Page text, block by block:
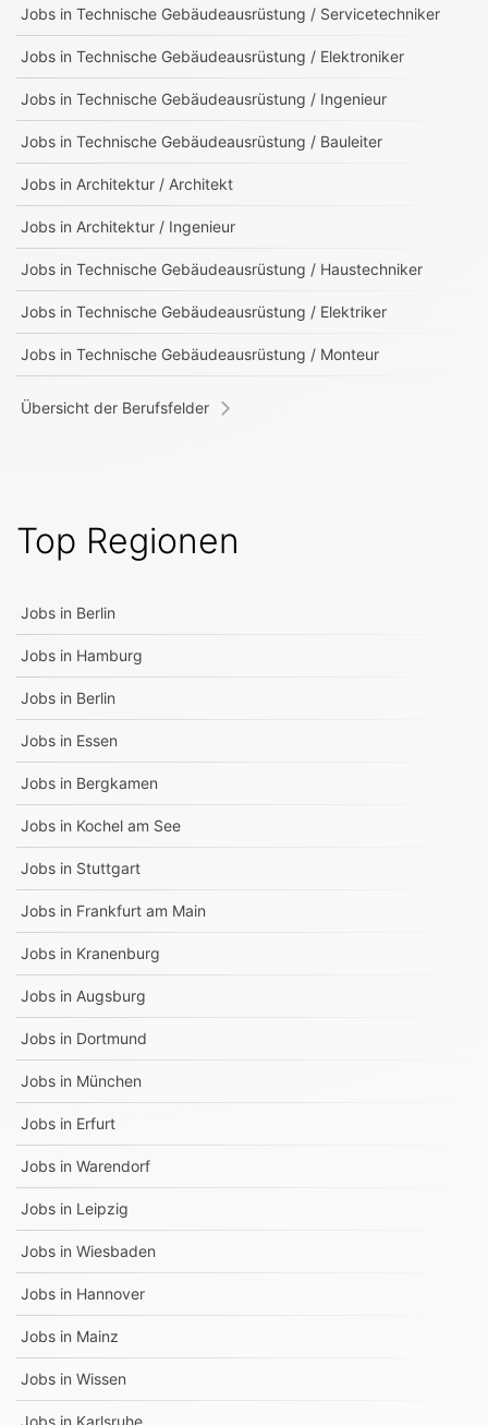
Jobs in Technische Gebäudeausrüstung / Servicetechniker
Jobs in Technische Gebäudeausrüstung / Elektroniker
Jobs in Technische Gebäudeausrüstung / Ingenieur
Jobs in Technische Gebäudeausrüstung / Bauleiter
Jobs in Architektur / Architekt
Jobs in Architektur / Ingenieur
Jobs in Technische Gebäudeausrüstung / Haustechniker
Jobs in Technische Gebäudeausrüstung / Elektriker
Jobs in Technische Gebäudeausrüstung / Monteur
Übersicht der Berufsfelder
Top Regionen
Jobs in Berlin
Jobs in Hamburg
Jobs in Berlin
Jobs in Essen
Jobs in Bergkamen
Jobs in Kochel am See
Jobs in Stuttgart
Jobs in Frankfurt am Main
Jobs in Kranenburg
Jobs in Augsburg
Jobs in Dortmund
Jobs in München
Jobs in Erfurt
Jobs in Warendorf
Jobs in Leipzig
Jobs in Wiesbaden
Jobs in Hannover
Jobs in Mainz
Jobs in Wissen
Jobs in Karlsruhe